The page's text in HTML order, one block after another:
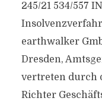
245/21 534/557
earthwalker
Dresden,
vertreten durch
Richter